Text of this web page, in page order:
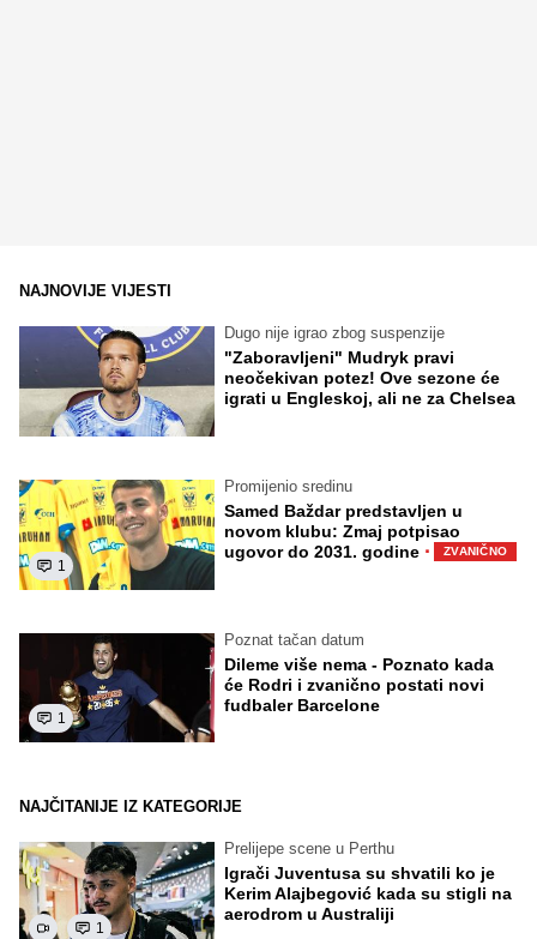
NAJNOVIJE VIJESTI
Dugo nije igrao zbog suspenzije
"Zaboravljeni" Mudryk pravi
neočekivan potez! Ove sezone će
igrati u Engleskoj, ali ne za Chelsea
1
Promijenio sredinu
Samed Baždar predstavljen u
novom klubu: Zmaj potpisao
ugovor do 2031. godine · ZVANIČNO
1
Poznat tačan datum
Dileme više nema - Poznato kada
će Rodri i zvanično postati novi
fudbaler Barcelone
NAJČITANIJE IZ KATEGORIJE
1
Prelijepe scene u Perthu
Igrači Juventusa su shvatili ko je
Kerim Alajbegović kada su stigli na
aerodrom u Australiji